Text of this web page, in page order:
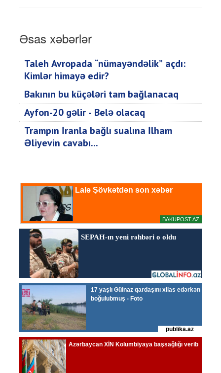
Əsas xəbərlər
Taleh Avropada “nümayəndəlik” açdı:
Kimlər himayə edir?
Bakının bu küçələri tam bağlanacaq
Ayfon-20 gəlir - Belə olacaq
Trampın İranla bağlı sualına İlham
Əliyevin cavabı...